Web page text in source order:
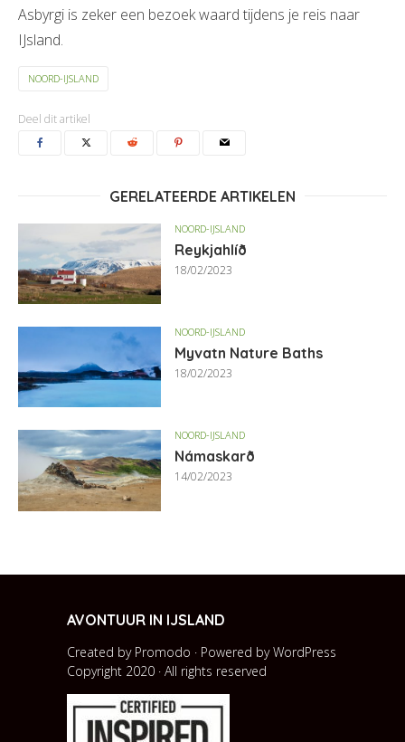
Asbyrgi is zeker een bezoek waard tijdens je reis naar
IJsland.
NOORD-IJSLAND
Deel dit artikel
GERELATEERDE ARTIKELEN
NOORD-IJSLAND
Reykjahlíð
18/02/2023
NOORD-IJSLAND
Myvatn Nature Baths
18/02/2023
NOORD-IJSLAND
Námaskarð
14/02/2023
AVONTUUR IN IJSLAND
Created by Promodo · Powered byWordPress
Copyright 2020 · All rights reserved